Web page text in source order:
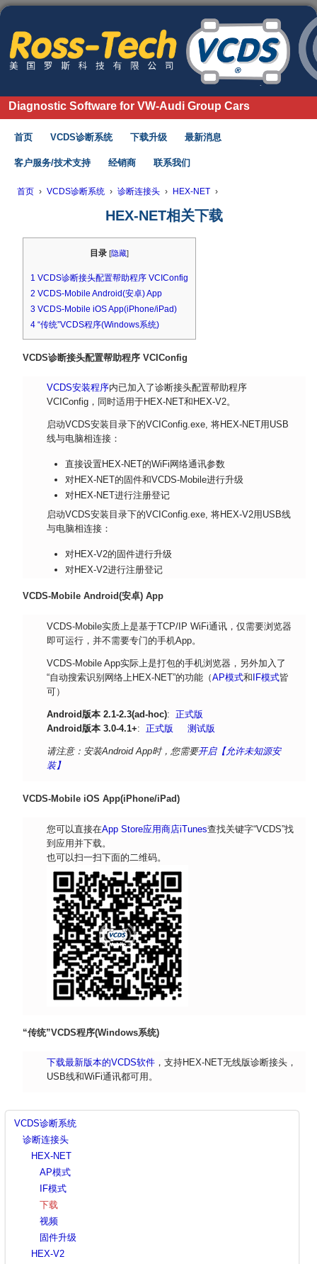
Diagnostic Software for VW-Audi Group Cars
首页 VCDS诊断系统 下载升级 最新消息
客户服务/技术支持 经销商 联系我们
首页 › VCDS诊断系统 › 诊断连接头 › HEX-NET ›
HEX-NET相关下载
目录 [隐藏]
1 VCDS诊断接头配置帮助程序 VCIConfig
2 VCDS-Mobile Android(安卓) App
3 VCDS-Mobile iOS App(iPhone/iPad)
4 “传统”VCDS程序(Windows系统)
VCDS诊断接头配置帮助程序 VCIConfig
VCDS安装程序内已加入了诊断接头配置帮助程序
VCIConfig，同时适用于HEX-NET和HEX-V2。
启动VCDS安装目录下的VCIConfig.exe, 将HEX-NET用USB
线与电脑相连接：
直接设置HEX-NET的WiFi网络通讯参数
对HEX-NET的固件和VCDS-Mobile进行升级
对HEX-NET进行注册登记
启动VCDS安装目录下的VCIConfig.exe, 将HEX-V2用USB线
与电脑相连接：
对HEX-V2的固件进行升级
对HEX-V2进行注册登记
VCDS-Mobile Android(安卓) App
VCDS-Mobile实质上是基于TCP/IP WiFi通讯，仅需要浏览器
即可运行，并不需要专门的手机App。
VCDS-Mobile App实际上是打包的手机浏览器，另外加入了
“自动搜索识别网络上HEX-NET”的功能（AP模式和IF模式皆
可）
Android版本 2.1-2.3(ad-hoc): 正式版
Android版本 3.0-4.1+: 正式版 测试版
请注意：安装Android App时，您需要开启【允许未知源安
装】
VCDS-Mobile iOS App(iPhone/iPad)
您可以直接在App Store应用商店iTunes查找关键字“VCDS”找
到应用并下载。
也可以扫一扫下面的二维码。
“传统”VCDS程序(Windows系统)
下载最新版本的VCDS软件，支持HEX-NET无线版诊断接头，
USB线和WiFi通讯都可用。
VCDS诊断系统
诊断连接头
HEX-NET
AP模式
IF模式
下载
视频
固件升级
HEX-V2